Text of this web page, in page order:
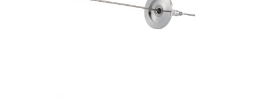
ダウンロードする